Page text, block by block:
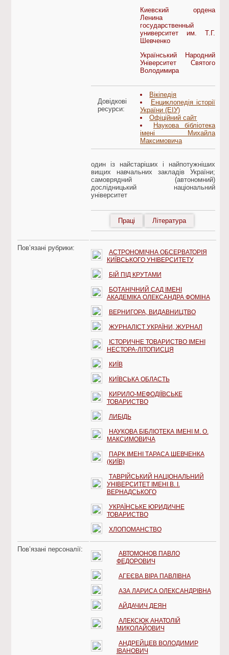
Киевский ордена
Ленина
государственный
университет им. Т.Г.
Шевченко
Український Народний
Університет Святого
Володимира
Довідкові
ресурси:
Вікіпедія
Енциклопедія історії
України (ЕІУ)
Офіційний сайт
Наукова бібліотека
імені Михайла
Максимовича
один із найстаріших і найпотужніших
вищих навчальних закладів України;
самоврядний (автономний)
дослідницький національний
університет
Праці Література
Пов’язані рубрики:
АСТРОНОМІЧНА ОБСЕРВАТОРІЯ
КИЇВСЬКОГО УНІВЕРСИТЕТУ
БІЙ ПІД КРУТАМИ
БОТАНІЧНИЙ САД ІМЕНІ
АКАДЕМІКА ОЛЕКСАНДРА ФОМІНА
ВЕРНИГОРА, ВИДАВНИЦТВО
ЖУРНАЛІСТ УКРАЇНИ, ЖУРНАЛ
ІСТОРИЧНЕ ТОВАРИСТВО ІМЕНІ
НЕСТОРА-ЛІТОПИСЦЯ
КИЇВ
КИЇВСЬКА ОБЛАСТЬ
КИРИЛО-МЕФОДІЇВСЬКЕ
ТОВАРИСТВО
ЛИБІДЬ
НАУКОВА БІБЛІОТЕКА ІМЕНІ М. О.
МАКСИМОВИЧА
ПАРК ІМЕНІ ТАРАСА ШЕВЧЕНКА
(КИЇВ)
ТАВРІЙСЬКИЙ НАЦІОНАЛЬНИЙ
УНІВЕРСИТЕТ ІМЕНІ В. І.
ВЕРНАДСЬКОГО
УКРАЇНСЬКЕ ЮРИДИЧНЕ
ТОВАРИСТВО
ХЛОПОМАНСТВО
Пов’язані персоналії:
АВТОМОНОВ ПАВЛО
ФЕДОРОВИЧ
АГЕЄВА ВІРА ПАВЛІВНА
АЗА ЛАРИСА ОЛЕКСАНДРІВНА
АЙДАЧИЧ ДЕЯН
АЛЕКСЮК АНАТОЛІЙ
МИКОЛАЙОВИЧ
АНДРЕЙЦЕВ ВОЛОДИМИР
ІВАНОВИЧ